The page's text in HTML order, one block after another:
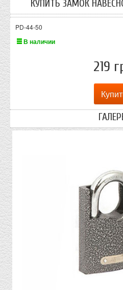
КУПИТЬ ЗАМОК
PD-44-50
В наличии
219